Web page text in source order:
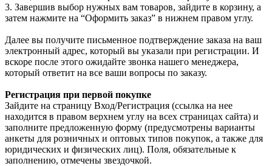
3. Завершив выбор нужных вам товаров, зайдите в корзину, а
затем нажмите на “Оформить заказ” в нижнем правом углу.
Далее вы получите письменное подтверждение заказа на ваш
электронный адрес, который вы указали при регистрации. И
вскоре после этого ожидайте звонка нашего менеджера,
который ответит на все ваши вопросы по заказу.
Регистрация при первой покупке
Зайдите на страницу Вход/Регистрация (ссылка на нее
находится в правом верхнем углу на всех страницах сайта) и
заполните предложенную форму (предусмотрены варианты
анкеты для розничных и оптовых типов покупок, а также для
юридических и физических лиц). Поля, обязательные к
заполнению, отмечены звездочкой.